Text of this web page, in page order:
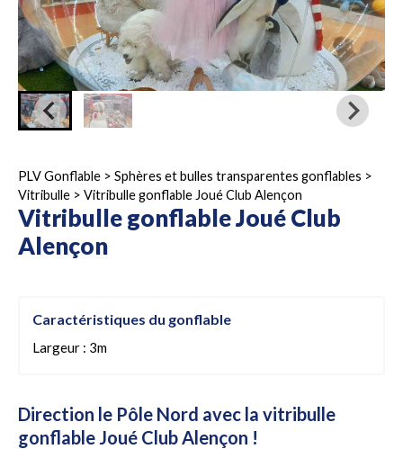
PLV Gonflable > Sphères et bulles transparentes gonflables >
Vitribulle > Vitribulle gonflable Joué Club Alençon
Vitribulle gonflable Joué Club
Alençon
Caractéristiques du gonflable
Largeur : 3m
Direction le Pôle Nord avec la vitribulle
gonflable Joué Club Alençon !